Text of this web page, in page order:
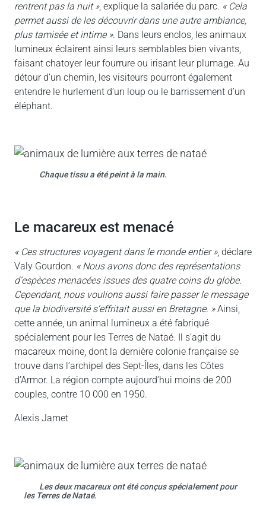
rentrent pas la nuit », explique la salariée du parc. « Cela
permet aussi de les découvrir dans une autre ambiance,
plus tamisée et intime ». Dans leurs enclos, les animaux
lumineux éclairent ainsi leurs semblables bien vivants,
faisant chatoyer leur fourrure ou irisant leur plumage. Au
détour d’un chemin, les visiteurs pourront également
entendre le hurlement d’un loup ou le barrissement d’un
éléphant.
Chaque tissu a été peint à la main.
le macareux est menacé
« Ces structures voyagent dans le monde entier », déclare
Valy Gourdon. « Nous avons donc des représentations
d’espèces menacées issues des quatre coins du globe.
Cependant, nous voulions aussi faire passer le message
que la biodiversité s’effritait aussi en Bretagne. »Ainsi,
cette année, un animal lumineux a été fabriqué
spécialement pour les Terres de Nataé. Il s’agit du
macareux moine, dont la dernière colonie française se
trouve dans l’archipel des Sept-Îles, dans les Côtes
d’Armor. La région compte aujourd’hui moins de 200
couples, contre 10 000 en 1950.
Alexis Jamet
Les deux macareux ont été conçus spécialement pour
les Terres de Nataé.